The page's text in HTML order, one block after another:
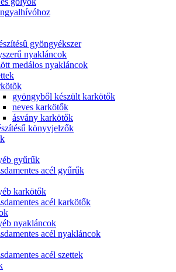
gyöngyékszer
nyakláncok
medálos nyakláncok
gyöngyből készült karkötők
neves karkötők
ásvány karkötők
könyvjelzők
gyűrűk
acél gyűrűk
karkötők
acél karkötők
nyakláncok
acél nyakláncok
acél szettek